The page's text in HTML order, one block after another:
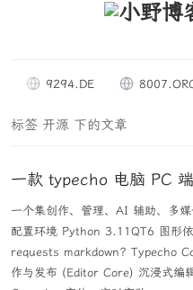
9294.DE 8007.ORG
标签 开源 下的文章
一款 typecho 电脑 PC
一个集创作、管理、AI 辅助、多
配置环境 Python 3.11QT6 图形
requests markdown? Typecho
作与发布 (Editor Core) 沉浸式编